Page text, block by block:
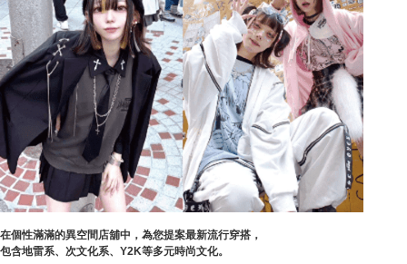
在個性滿滿的異空間店舖中，為您提案最新流行穿搭，
包含地雷系、次文化系、Y2K等多元時尚文化。